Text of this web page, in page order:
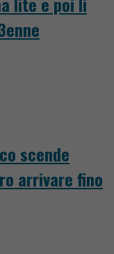
scende
arrivare fino